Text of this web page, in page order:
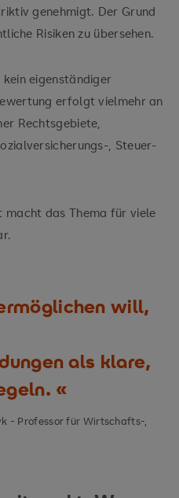
genehmigt. Der Grund
Risiken zu übersehen.
eigenständiger
erfolgt vielmehr an
Rechtsgebiete,
, Steuer-
macht das Thema für viele
will,
als klare,
- Professor für Wirtschafts-,